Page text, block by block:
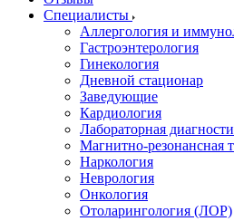
Специалисты
Аллергология и
Гастроэнтерология
Гинекология
Дневной стационар
Заведующие
Кардиология
Лабораторная
Магнитно-резонансная
Наркология
Неврология
Онкология
Отоларингология (ЛОР)